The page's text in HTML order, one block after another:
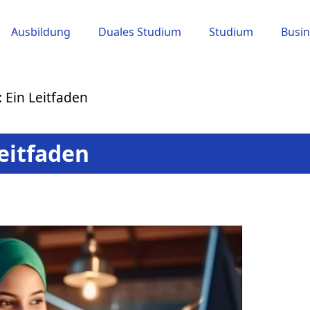
Ausbildung Duales Studium Studium
Ein Leitfaden